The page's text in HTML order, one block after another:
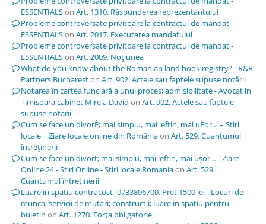
ESSENTIALSon Art. 1310. Răspunderea reprezentantului
Probleme controversate privitoare la contractul de mandat -
ESSENTIALSon Art. 2017. Executarea mandatului
Probleme controversate privitoare la contractul de mandat -
ESSENTIALSon Art. 2009. Noţiunea
What do you know about the Romanian land book registry? - R&R
Partners Buchareston Art. 902. Actele sau faptele supuse notării
Notarea în cartea funciară a unui proces; admisibilitate - Avocat in
Timisoara cabinet Mirela David on Art. 902. Actele sau faptele
supuse notării
Cum se face un divorÈ; mai simplu, mai ieftin, mai uÈor… – Stiri
locale | Ziare locale online din Româniaon Art. 529. Cuantumul
întreţinerii
Cum se face un divorț; mai simplu, mai ieftin, mai ușor… - Ziare
Online 24 - Stiri Online - Stiri locale Romaniaon Art. 529.
Cuantumul întreţinerii
Luare in spatiu contracost -0733896700. Pret 1500 lei - Locuri de
munca; servicii de mutari; constructii; luare in spatiu pentru
buletin on Art. 1270. Forţa obligatorie